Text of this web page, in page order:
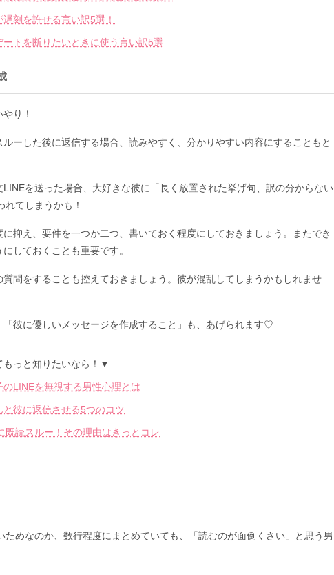
刻を許せる言い訳5選！
トを断りたいときに使う言い訳5選
り！
ーした後に返信する場合、読みやすく、分かりやすい内容にすることもと
を送った場合、大好きな彼に「長く放置された挙げ句、訳の分からない
てしまうかも！
抑え、要件を一つか二つ、書いておく程度にしておきましょう。またでき
しておくことも重要です。
問をすることも控えておきましょう。彼が混乱してしまうかもしれませ
彼に優しいメッセージを作成すること」も、あげられます♡
もっと知りたいなら！▼
LINEを無視する男性心理とは
彼に返信させる5つのコツ
既読スルー！その理由はきっとコレ
めなのか、数行程度にまとめていても、「読むのが面倒くさい」と思う男